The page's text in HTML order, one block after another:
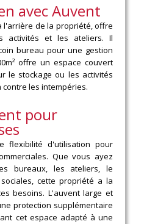
avec Auvent
l'arrière de la propriété, offre
activités et les ateliers. Il
bureau pour une gestion
offre un espace couvert
le stockage ou les activités
les intempéries.
pour
flexibilité d'utilisation pour
Que vous ayez
bureaux, les ateliers, le
cette propriété a la
besoins. L'auvent large et
protection supplémentaire
cet espace adapté à une